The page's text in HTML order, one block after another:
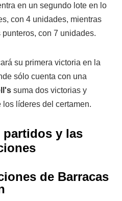
en un segundo lote en lo
con 4 unidades, mientras
punteros, con 7 unidades.
su primera victoria en la
sólo cuenta con una
suma dos victorias y
líderes del certamen.
partidos y las
de Barracas